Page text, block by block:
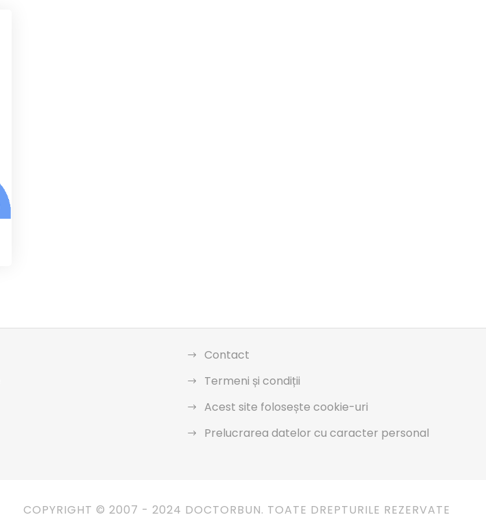
Contact
Termeni și condiții
Acest site folosește cookie-uri
Prelucrarea datelor cu caracter personal
COPYRIGHT © 2007 - 2024 DOCTORBUN. TOATE DREPTURILE REZERVATE